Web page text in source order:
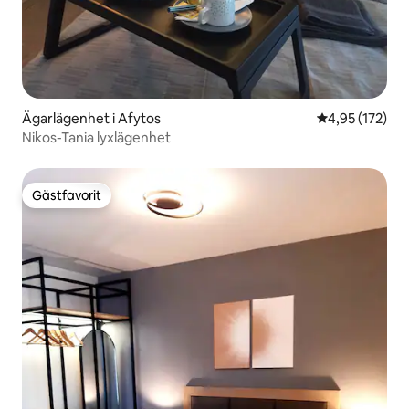
Ägarlägenhet i Afytos 4,95 av 5 i
4,95 (172)
Nikos-Tania lyxlägenhet
Gästfavorit
Gästfavorit